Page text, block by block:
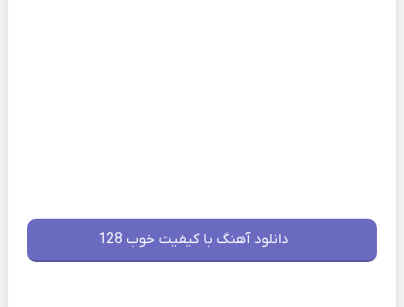
دانلود آهنگ با کیفیت خوب 128